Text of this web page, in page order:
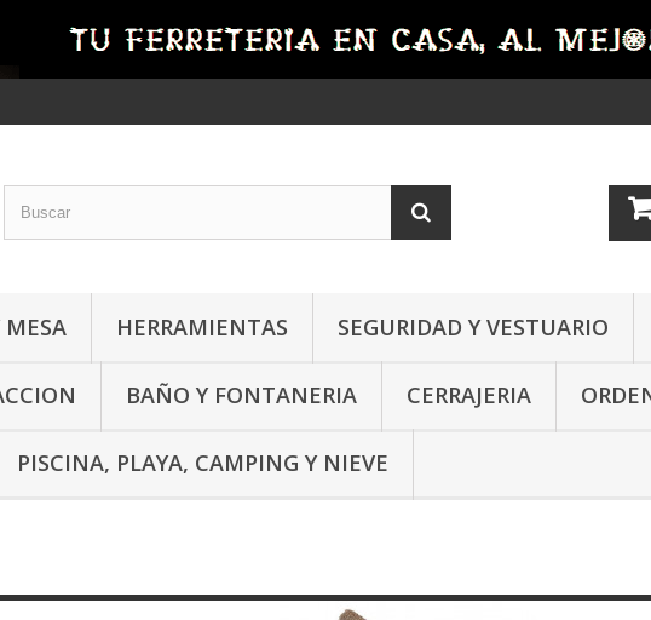
MESA HERRAMIENTAS SEGURIDAD Y VESTUARIO
BAÑO Y FONTANERIA CERRAJERIA
PISCINA, PLAYA, CAMPING Y NIEVE